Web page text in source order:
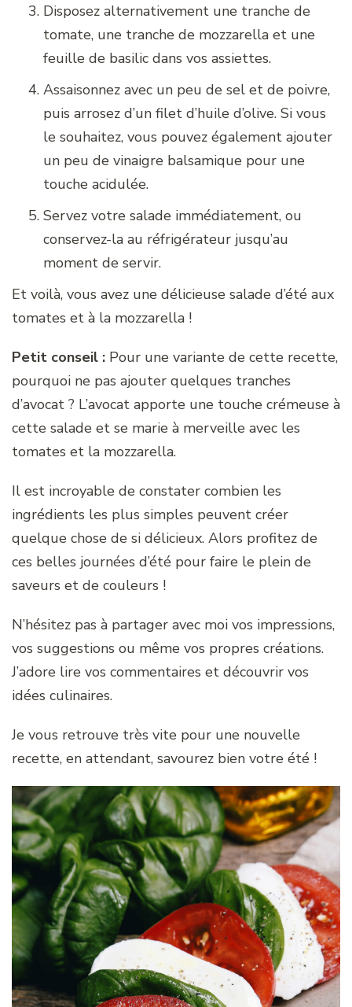
Disposez alternativement une tranche de
tomate, une tranche de mozzarella et une
feuille de basilic dans vos assiettes.
Assaisonnez avec un peu de sel et de poivre,
puis arrosez d’un filet d’huile d’olive. Si vous
le souhaitez, vous pouvez également ajouter
un peu de vinaigre balsamique pour une
touche acidulée.
Servez votre salade immédiatement, ou
conservez-la au réfrigérateur jusqu’au
moment de servir.
Et voilà, vous avez une délicieuse salade d’été aux
tomates et à la mozzarella !
Petit conseil : Pour une variante de cette recette,
pourquoi ne pas ajouter quelques tranches
d’avocat ? L’avocat apporte une touche crémeuse à
cette salade et se marie à merveille avec les
tomates et la mozzarella.
Il est incroyable de constater combien les
ingrédients les plus simples peuvent créer
quelque chose de si délicieux. Alors profitez de
ces belles journées d’été pour faire le plein de
saveurs et de couleurs !
N’hésitez pas à partager avec moi vos impressions,
vos suggestions ou même vos propres créations.
J’adore lire vos commentaires et découvrir vos
idées culinaires.
Je vous retrouve très vite pour une nouvelle
recette, en attendant, savourez bien votre été !